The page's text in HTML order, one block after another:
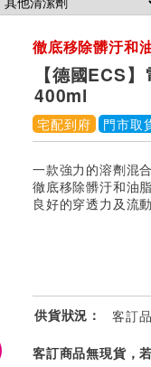
徹底移除髒汙和
【德國ECS
400ml
宅配到府 門市取
一款強力的溶劑混
徹底移除髒汙和油
良好的穿透力及流
供貨狀況： 客訂品
客訂商品無現貨，